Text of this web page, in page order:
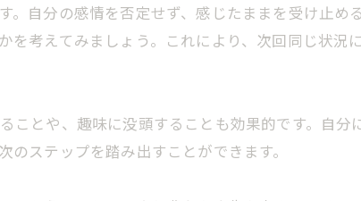
自分の感情を否定せず、感じたままを受け止め
考えてみましょう。これにより、次回同じ状況
とや、趣味に没頭することも効果的です。自分
ステップを踏み出すことができます。